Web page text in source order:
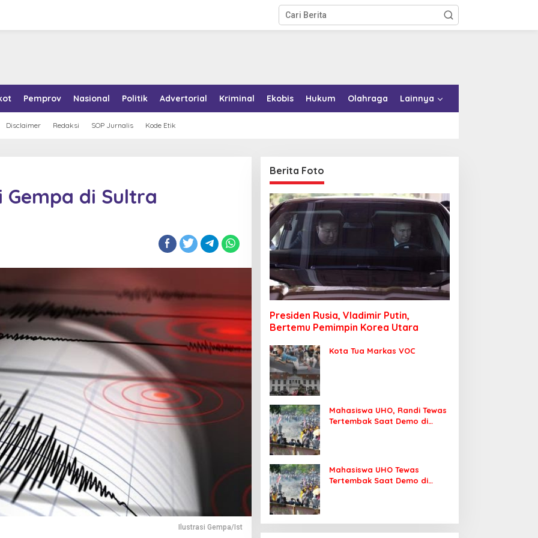
Pemprov Nasional Politik Advertorial Kriminal Ekobis Hukum Olahraga Lainnya
Disclaimer Redaksi SOP Jurnalis Kode Etik
Gempa di Sultra
Ilustrasi Gempa/Ist
Berita Foto
Presiden Rusia, Vladimir Putin,
Bertemu Pemimpin Korea Utara
Kota Tua Markas VOC
Mahasiswa UHO, Randi Tewas
Tertembak Saat Demo di
Mahasiswa UHO Tewas
Tertembak Saat Demo di